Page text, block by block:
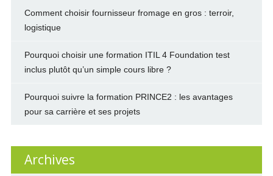
Comment choisir fournisseur fromage en gros : terroir,
logistique
Pourquoi choisir une formation ITIL 4 Foundation test
inclus plutôt qu’un simple cours libre ?
Pourquoi suivre la formation PRINCE2 : les avantages
pour sa carrière et ses projets
Archives